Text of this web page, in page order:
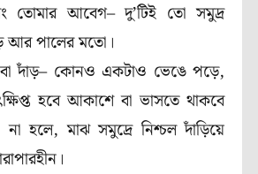
তোমার আবেগ– দু’টিই তো সমুদ্র
আর পালের মতো ।
দাঁড়– কোনও একটাও ভেঙে পড়ে,
হবে আকাশে বা ভাসতে থাকবে
হলে, মাঝ সমুদ্রে নিশ্চল দাঁড়িয়ে